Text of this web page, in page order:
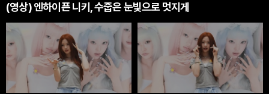
(영상) 엔하이픈 니키, 수줍은 눈빛으로 멋지게